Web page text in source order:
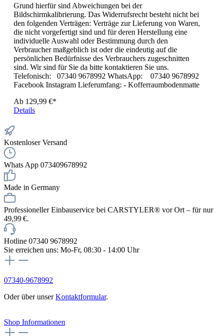
Grund hierfür sind Abweichungen bei der
Bildschirmkalibrierung. Das Widerrufsrecht besteht nicht bei
den folgenden Verträgen: Verträge zur Lieferung von Waren,
die nicht vorgefertigt sind und für deren Herstellung eine
individuelle Auswahl oder Bestimmung durch den
Verbraucher maßgeblich ist oder die eindeutig auf die
persönlichen Bedürfnisse des Verbrauchers zugeschnitten
sind. Wir sind für Sie da bitte kontaktieren Sie uns.
Telefonisch: 07340 9678992 WhatsApp: 07340 9678992
Facebook Instagram Lieferumfang: - Kofferraumbodenmatte
Ab 129,99 €*
Details
Kostenloser Versand
Whats App 073409678992
Made in Germany
Professioneller Einbauservice bei CARSTYLER® vor Ort – für nur
49,99 €.
Hotline 07340 9678992
Sie erreichen uns: Mo-Fr, 08:30 - 14:00 Uhr
07340-9678992
Oder über unserKontaktformular.
Shop Informationen